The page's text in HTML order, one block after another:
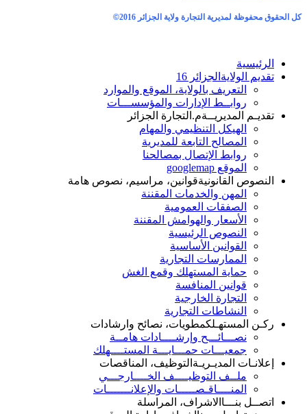
كل الحقوق محفوظة لمديرية التجارة ولاية الجزائر 2016 ©
الرئيسية
تقديم الولاية الجزائر 16
التعريف بالولاية، الموقع والموارد
روابــط الإدارات والمؤسســـات
تقديـم المديريــةم.التجارة الجزائر
الهيكل التنظيمي والمهام
المصالح التابعة للمديرية
روابط الإتصال بمصالحنا
الموقع googlemap
النصوص القانونيةقوانين، مراسيم، نصوص هامة
المهن والخدمات المقننة
الصفقات العمومية
الأسعار والهوامش المقننة
النصوص الرئيسية
القوانين الأساسية
الممارسات التجارية
حماية المستهلك وقمع الغش
قوانين المنافسة
التجارة الخارجية
النشاطات التجارية
ركـن المستهـلكمطويات، نصائح وارشادات
نصـــائـــح وإرشــــادات هامــة
جمعيـــات حمـــايـــة المستــــهلك
إعلانـات المديـريـة التوظيف، المناقصات
ملــف التوظيــــف الخــــارجـــي
المنــــاقـصـــــات والإعلانـــــــات
اتصــل بنـــا الاشراف، المراسلة